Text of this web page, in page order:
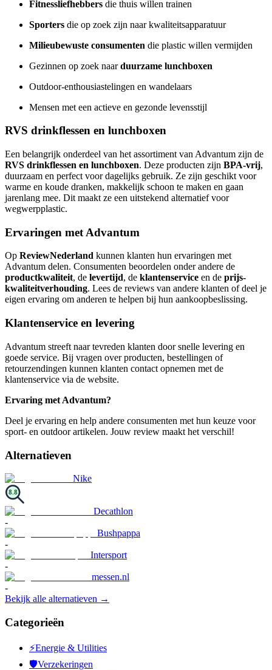
Fitnessliefhebbers die thuis willen trainen
Sporters die op zoek zijn naar kwaliteitsapparatuur
Milieubewuste consumenten die plastic willen vermijden
Gezinnen op zoek naarduurzame lunchboxen
Outdoor-enthousiastelingen en wandelaars
Mensen met een actieve en gezonde levensstijl
RVS drinkflessen en lunchboxen
Een belangrijk onderdeel van het assortiment van Advantum zijn de
RVS drinkflessen en lunchboxen. Deze producten zijn BPA-vrij,
duurzaam en perfect voor dagelijks gebruik. Ze zijn geschikt voor
warme en koude dranken, makkelijk schoon te maken en gaan
jarenlang mee. Dit maakt ze een uitstekend alternatief voor
wegwerpplastic.
Ervaringen met Advantum
Op ReviewNederland kunnen klanten hun ervaringen met
Advantum delen. Consumenten beoordelen onder andere de
productkwaliteit, de levertijd, de klantenservice en de prijs-
kwaliteitverhouding. Lees de reviews van andere klanten of deel je
eigen ervaring om anderen te helpen bij hun aankoopbeslissing.
Klantenservice en levering
Advantum streeft naar tevreden klanten door snelle levering en
goede service. Bij vragen over producten, bestellingen of
retourzendingen kunnen klanten contact opnemen met de
klantenservice via de website.
Ervaring met Advantum?
Deel je ervaring en help andere consumenten met hun keuze voor
sport- en outdoor artikelen. Jouw review maakt het verschil!
Alternatieven
Nike
8.8
Decathlon
-
Bushpappa
-
Intersport
-
messen.nl
-
Bekijk alle alternatieven →
Categorieën
⚡Energie & Utilities
🛡️Verzekeringen